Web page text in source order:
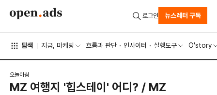
탐색 지금, 마케팅 흐름과 판단 인사이터 실행도구 O'story
로그인 뉴스레터 구독
오늘아침
MZ 여행지 '힙스테이' 어디? / MZ